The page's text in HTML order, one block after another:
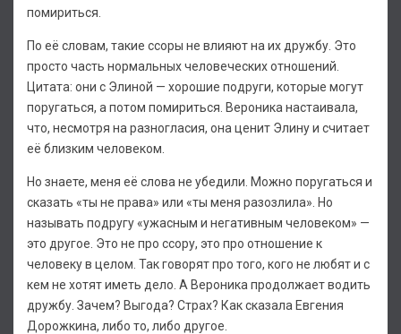
помириться.
По её словам, такие ссоры не влияют на их дружбу. Это
просто часть нормальных человеческих отношений.
Цитата: они с Элиной — хорошие подруги, которые могут
поругаться, а потом помириться. Вероника настаивала,
что, несмотря на разногласия, она ценит Элину и считает
её близким человеком.
Но знаете, меня её слова не убедили. Можно поругаться и
сказать «ты не права» или «ты меня разозлила». Но
называть подругу «ужасным и негативным человеком» —
это другое. Это не про ссору, это про отношение к
человеку в целом. Так говорят про того, кого не любят и с
кем не хотят иметь дело. А Вероника продолжает водить
дружбу. Зачем? Выгода? Страх? Как сказала Евгения
Дорожкина, либо то, либо другое.